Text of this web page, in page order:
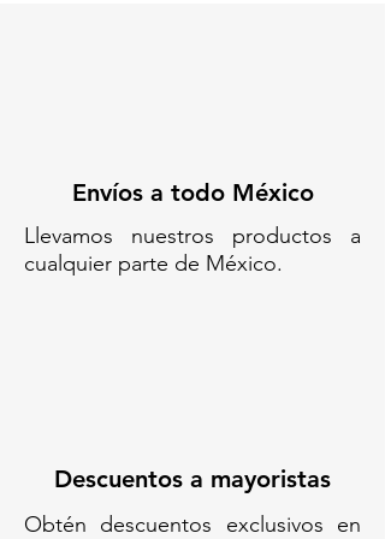
Envíos a todo México
Llevamos nuestros productos a
cualquier parte de México.
Descuentos a mayoristas
Obtén descuentos exclusivos en